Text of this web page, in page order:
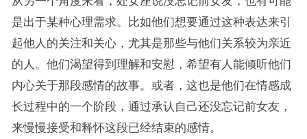
是出于某种心理需求。比如他们想要通过这种表达来引
起他人的关注和关心，尤其是那些与他们关系较为亲近
的人。他们渴望得到理解和安慰，希望有人能倾听他们
内心关于那段感情的故事。或者，这也是他们在情感成
长过程中的一个阶段，通过承认自己还没忘记前女友，
来慢慢接受和释怀这段已经结束的感情。